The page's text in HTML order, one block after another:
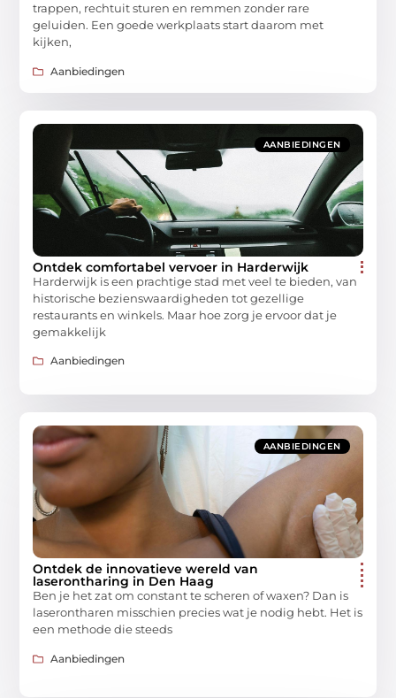
trappen, rechtuit sturen en remmen zonder rare
geluiden. Een goede werkplaats start daarom met
kijken,
Aanbiedingen
AANBIEDINGEN
Ontdek comfortabel vervoer in Harderwijk
Harderwijk is een prachtige stad met veel te bieden, van
historische bezienswaardigheden tot gezellige
restaurants en winkels. Maar hoe zorg je ervoor dat je
gemakkelijk
Aanbiedingen
AANBIEDINGEN
Ontdek de innovatieve wereld van
laserontharing in Den Haag
Ben je het zat om constant te scheren of waxen? Dan is
laserontharen misschien precies wat je nodig hebt. Het is
een methode die steeds
Aanbiedingen